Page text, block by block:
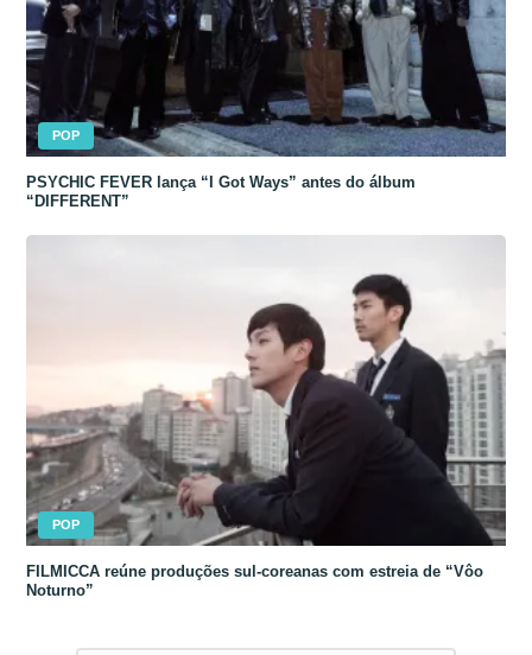
POP
PSYCHIC FEVER lança “I Got Ways” antes do álbum
“DIFFERENT”
POP
FILMICCA reúne produções sul-coreanas com estreia de “Vôo
Noturno”